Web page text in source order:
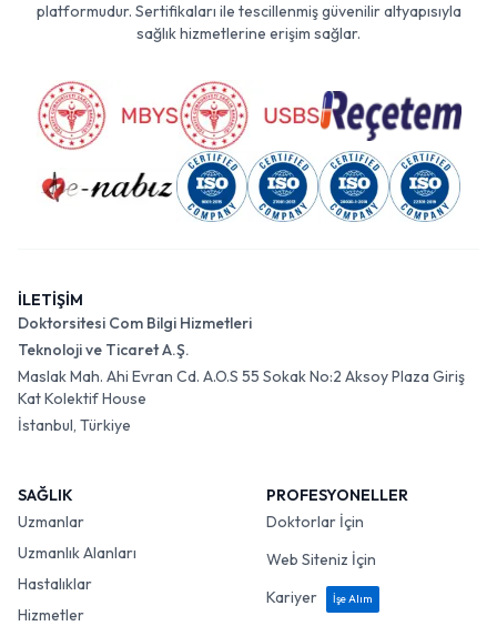
platformudur. Sertifikaları ile tescillenmiş güvenilir altyapısıyla
sağlık hizmetlerine erişim sağlar.
İLETİŞİM
Doktorsitesi Com Bilgi Hizmetleri
Teknoloji ve Ticaret A.Ş.
Maslak Mah. Ahi Evran Cd. A.O.S 55 Sokak No:2 Aksoy Plaza Giriş
Kat Kolektif House
İstanbul, Türkiye
SAĞLIK
Uzmanlar
Uzmanlık Alanları
Hastalıklar
Hizmetler
PROFESYONELLER
Doktorlar İçin
Web Siteniz İçin
Kariyer
İşe Alım